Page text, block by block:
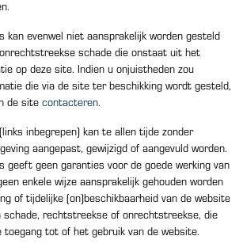
kan evenwel niet aansprakelijk worden gesteld
schade die onstaat uit het
op deze site. Indien u onjuistheden zou
die via de site ter beschikking wordt gesteld,
de site contacteren.
inbegrepen) kan te allen tijde zonder
aangepast, gewijzigd of aangevuld worden.
geeft geen garanties voor de goede werking van
enkele wijze aansprakelijk gehouden worden
of tijdelijke (on)beschikbaarheid van de website
schade, rechtstreekse of onrechtstreekse, die
tot of het gebruik van de website.